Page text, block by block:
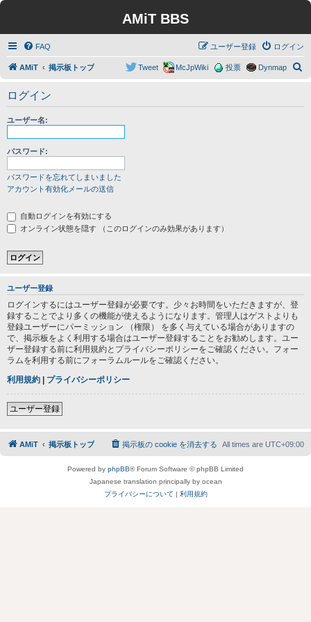
AMiT BBS
FAQ ログイン
ユーザー登録
AMiT 掲示板トップ Dynmap
投票
McJpWiki
Tweet
ログイン
ユーザー名:
パスワード:
パスワードを忘れてしまいました
アカウント有効化メールの送信
自動ログインを有効にする
オンライン状態を隠す （このログインのみ効果があります）
ユーザー登録
ログインするにはユーザー登録が必要です。少々お時間をいただきますが、登
録することでより多くの機能が使えるようになります。管理人はゲストよりも
登録ユーザーにパーミッション （権限） を多く与えている場合がありますの
で、掲示板をよく利用する場合はユーザー登録することをお勧めします。ユー
ザー登録する前に利用規約とプライバシーポリシーをご確認ください。フォー
ラムを利用する前にフォーラムルールをご確認ください。
利用規約 | プライバシーポリシー
ユーザー登録
AMiT 掲示板トップ All times are UTC+09:00
掲示板の cookie を消去する
Powered by phpBB® Forum Software © phpBB Limited
Japanese translation principally by ocean
プライバシーについて | 利用規約